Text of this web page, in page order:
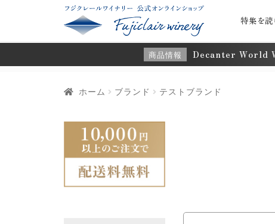
特集を読
商品情報 Decanter World
ホーム ブランド テストブランド